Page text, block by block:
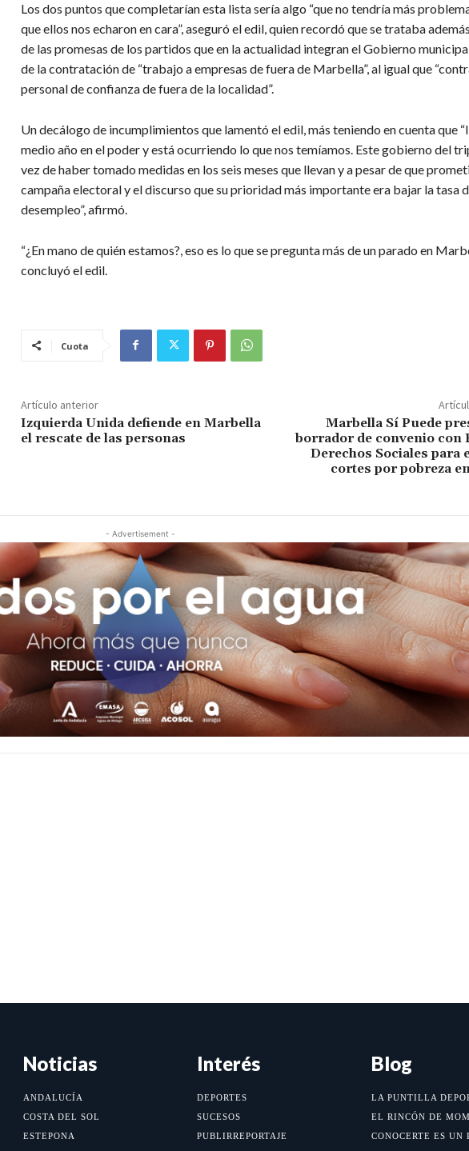
Los dos puntos que completarían esta lista sería algo “que no tendría más
que ellos nos echaron en cara”, aseguró el edil, quien recordó que se trataba
de las promesas de los partidos que en la actualidad integran el Gobierno
de la contratación de “trabajo a empresas de fuera de Marbella”, al igual que
personal de confianza de fuera de la localidad”.
Un decálogo de incumplimientos que lamentó el edil, más teniendo en cuenta que
medio año en el poder y está ocurriendo lo que nos temíamos. Este gobierno del
vez de haber tomado medidas en los seis meses que llevan y a pesar de que
campaña electoral y el discurso que su prioridad más importante era bajar la tasa
desempleo”, afirmó.
“¿En mano de quién estamos?, eso es lo que se pregunta más de un parado en
concluyó el edil.
Cuota
Artículo anterior
Izquierda Unida defiende en Marbella
el rescate de las personas
Marbella Sí Puede
borrador de convenio con
Derechos Sociales para
cortes por pobreza
- Advertisement -
Noticias
ANDALUCÍA
COSTA DEL SOL
ESTEPONA
Interés
DEPORTES
SUCESOS
PUBLIRREPORTAJE
Blog
LA PUNTILLA
EL RINCÓN DE
CONOCERTE ES UN